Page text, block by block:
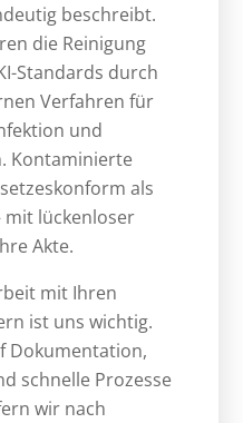
beschreibt.
die Reinigung
Standards durch
Verfahren für
und
Kontaminierte
als
lückenloser
Akte.
mit Ihren
ist uns wichtig.
Dokumentation,
schnelle Prozesse
wir nach